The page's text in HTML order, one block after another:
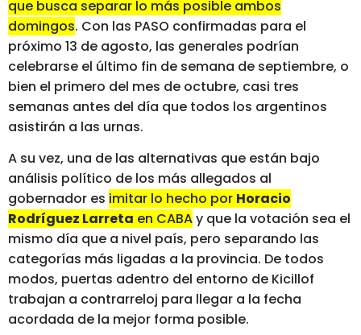
que busca separar lo más posible ambos
domingos. Con las PASO confirmadas para el
próximo 13 de agosto, las generales podrían
celebrarse el último fin de semana de septiembre, o
bien el primero del mes de octubre, casi tres
semanas antes del día que todos los argentinos
asistirán a las urnas.
A su vez, una de las alternativas que están bajo
análisis político de los más allegados al
gobernador es imitar lo hecho por Horacio
Rodríguez Larreta en CABAy que la votación sea el
mismo día que a nivel país, pero separando las
categorías más ligadas a la provincia. De todos
modos, puertas adentro del entorno de Kicillof
trabajan a contrarreloj para llegar a la fecha
acordada de la mejor forma posible.